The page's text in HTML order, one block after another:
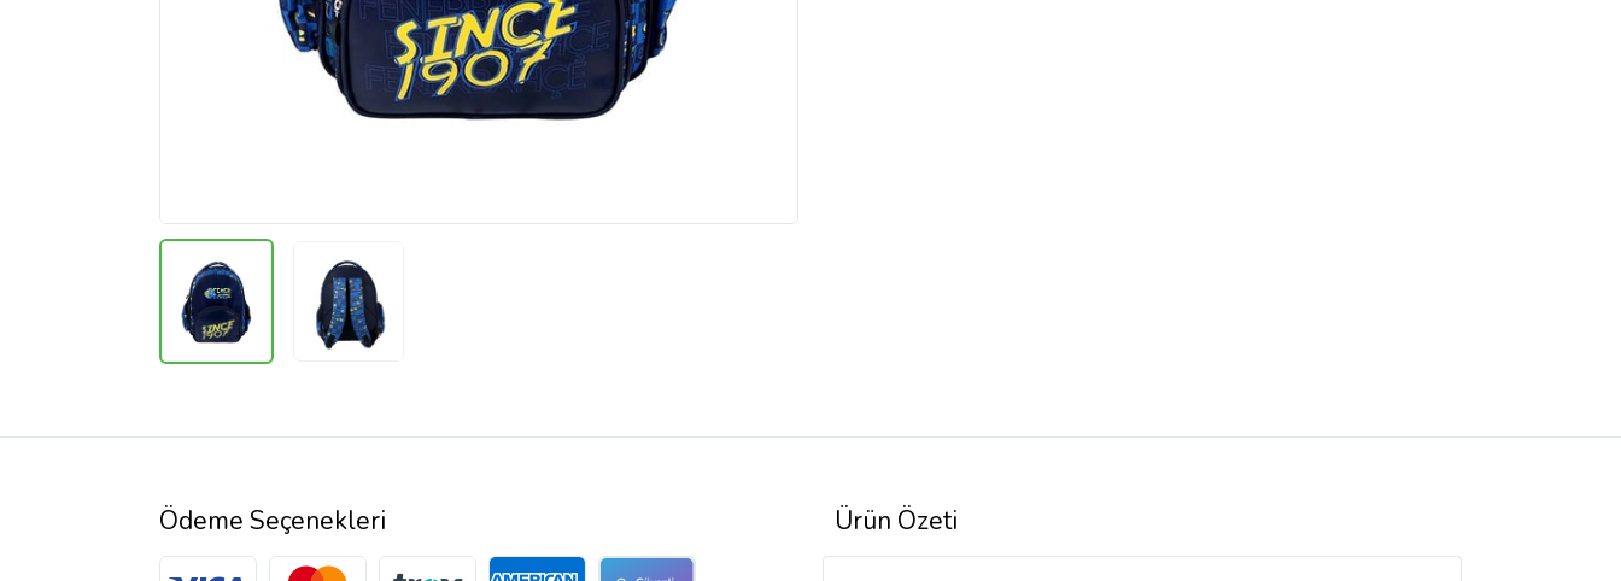
Ürün Özeti
Ödeme Seçenekleri